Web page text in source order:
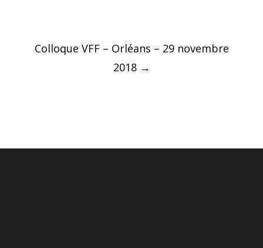
Post
navigation
Colloque VFF – Orléans – 29 novembre
2018 →